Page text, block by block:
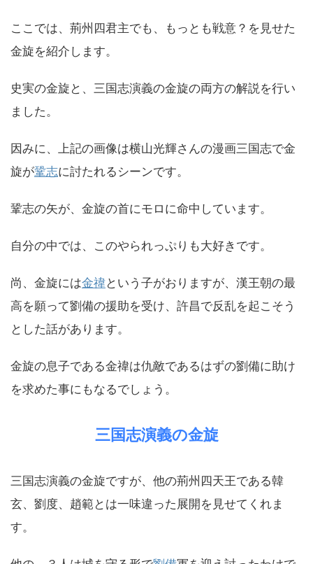
ここでは、荊州四君主でも、もっとも戦意？を見せた
金旋を紹介します。
史実の金旋と、三国志演義の金旋の両方の解説を行い
ました。
因みに、上記の画像は横山光輝さんの漫画三国志で金
旋が鞏志に討たれるシーンです。
鞏志の矢が、金旋の首にモロに命中しています。
自分の中では、このやられっぷりも大好きです。
尚、金旋には金禕という子がおりますが、漢王朝の最
高を願って劉備の援助を受け、許昌で反乱を起こそう
とした話があります。
金旋の息子である金禕は仇敵であるはずの劉備に助け
を求めた事にもなるでしょう。
三国志演義の金旋
三国志演義の金旋ですが、他の荊州四天王である韓
玄、劉度、趙範とは一味違った展開を見せてくれま
す。